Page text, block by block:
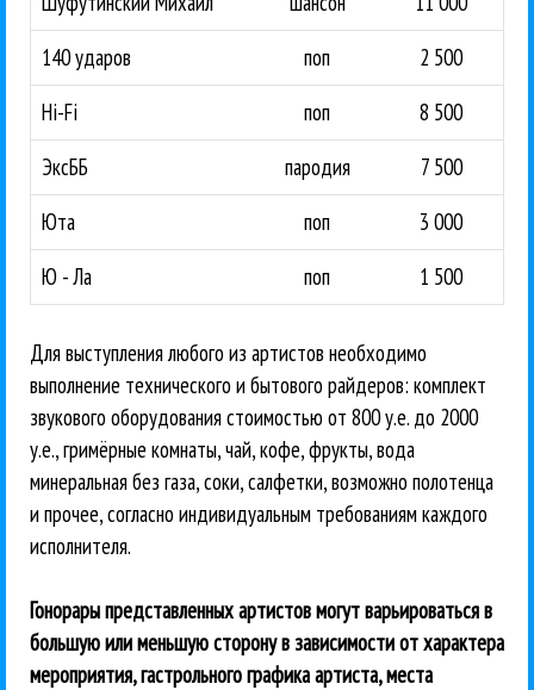
140 ударов
поп
2 500
Hi-Fi
поп
8 500
ЭксББ
пародия
7 500
Юта
поп
3 000
Ю - Ла
поп 1 500
Для выступления любого из артистов необходимо
выполнение технического и бытового райдеров: комплект
звукового оборудования стоимостью от 800 у.е. до 2000
у.е., гримёрные комнаты, чай, кофе, фрукты, вода
минеральная без газа, соки, салфетки, возможно полотенца
и прочее, согласно индивидуальным требованиям каждого
исполнителя.
Гонорары представленных артистов могут варьироваться в
большую или меньшую сторону в зависимости от характера
мероприятия, гастрольного графика артиста, места